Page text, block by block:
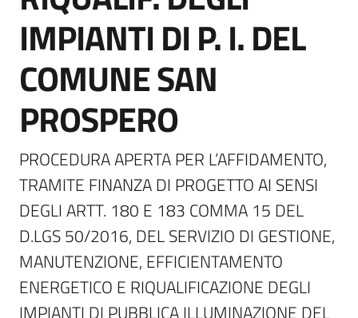
su
IMPIANTI DI P. I. DEL
COMUNE SAN
PROSPERO
PROCEDURA APERTA PER L’AFFIDAMENTO,
TRAMITE FINANZA DI PROGETTO AI SENSI
DEGLI ARTT. 180 E 183 COMMA 15 DEL
D.LGS 50/2016, DEL SERVIZIO DI GESTIONE,
MANUTENZIONE, EFFICIENTAMENTO
ENERGETICO E RIQUALIFICAZIONE DEGLI
IMPIANTI DI PUBBLICA ILLUMINAZIONE DEL